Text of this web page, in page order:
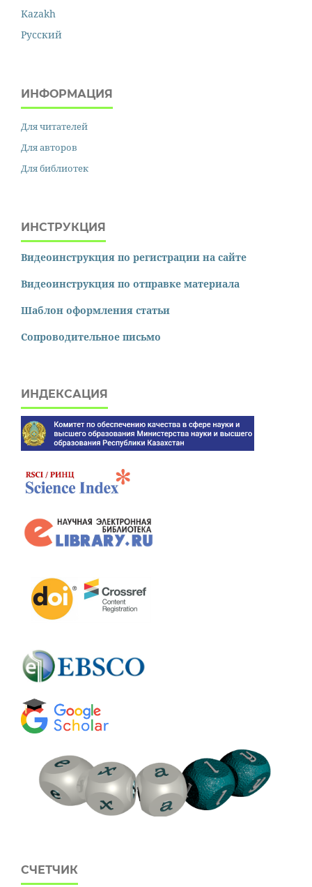
Kazakh
Русский
ИНФОРМАЦИЯ
Для читателей
Для авторов
Для библиотек
ИНСТРУКЦИЯ
Видеоинструкция по регистрации на сайте
Видеоинструкция по отправке материала
Шаблон оформления статьи
Сопроводительное письмо
ИНДЕКСАЦИЯ
СЧЕТЧИК